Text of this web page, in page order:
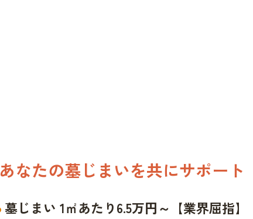
あなたの墓じまいを共にサポート
墓じまい 1㎡あたり6.5万円～【業界屈指】